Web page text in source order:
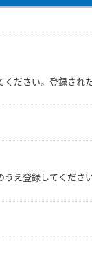
ださい。登録され
え登録してくだ